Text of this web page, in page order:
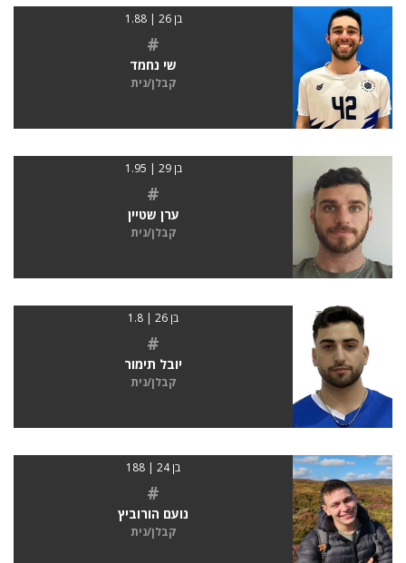
בן 26 | 1.88
#
שי נחמד
קבלן/נית
בן 29 | 1.95
#
ערן שטיין
קבלן/נית
בן 26 | 1.8
#
יובל תימור
קבלן/נית
בן 24 | 188
#
נועם הורוביץ
קבלן/נית